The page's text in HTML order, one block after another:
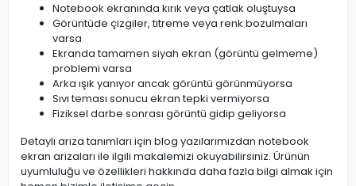
Notebook ekranında kırık veya çatlak oluştuysa
Görüntüde çizgiler, titreme veya renk bozulmaları
varsa
Ekranda tamamen siyah ekran (görüntü gelmeme)
problemi varsa
Arka ışık yanıyor ancak görüntü görünmüyorsa
Sıvı teması sonucu ekran tepki vermiyorsa
Fiziksel darbe sonrası görüntü gidip geliyorsa
Detaylı arıza tanımları için blog yazılarımızdan notebook
ekran arızaları ile ilgili makalemizi okuyabilirsiniz. Ürünün
uyumluluğu ve özellikleri hakkında daha fazla bilgi almak için